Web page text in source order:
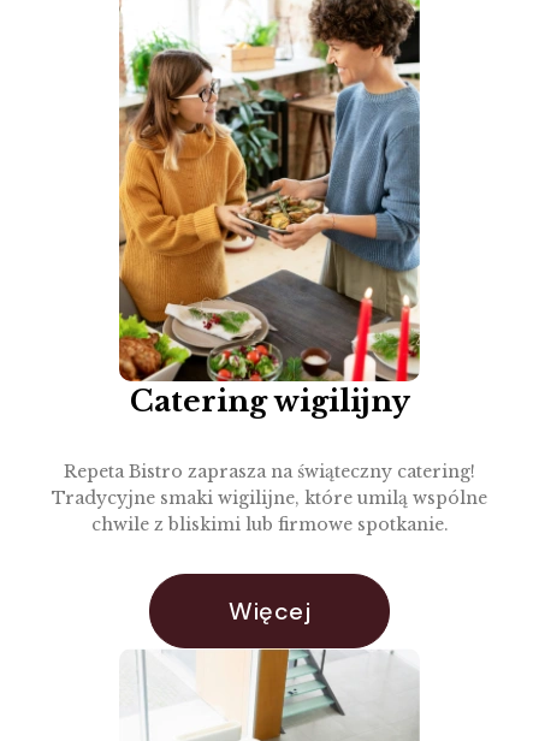
Catering wigilijny
Repeta Bistro zaprasza na świąteczny catering!
Tradycyjne smaki wigilijne, które umilą wspólne
chwile z bliskimi lub firmowe spotkanie.
Więcej